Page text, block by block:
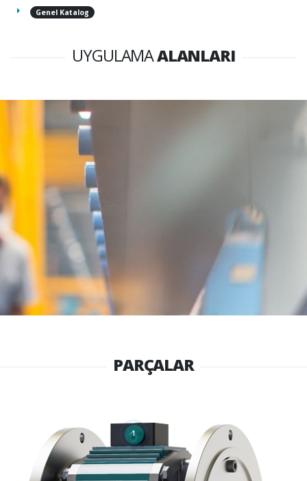
Genel Katalog
UYGULAMAALANLARI
PARÇALAR
1